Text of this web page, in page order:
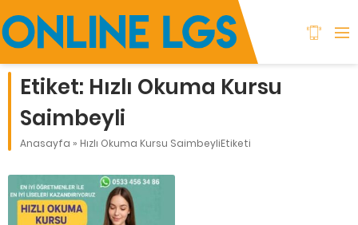
Etiket: Hızlı Okuma Kursu
Saimbeyli
Anasayfa » Hızlı Okuma Kursu SaimbeyliEtiketi